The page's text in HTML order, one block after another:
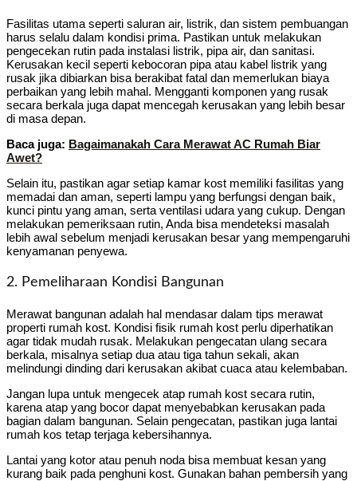
Fasilitas utama seperti saluran air, listrik, dan sistem pembuangan
harus selalu dalam kondisi prima. Pastikan untuk melakukan
pengecekan rutin pada instalasi listrik, pipa air, dan sanitasi.
Kerusakan kecil seperti kebocoran pipa atau kabel listrik yang
rusak jika dibiarkan bisa berakibat fatal dan memerlukan biaya
perbaikan yang lebih mahal. Mengganti komponen yang rusak
secara berkala juga dapat mencegah kerusakan yang lebih besar
di masa depan.
Baca juga: Bagaimanakah Cara Merawat AC Rumah Biar
Awet?
Selain itu, pastikan agar setiap kamar kost memiliki fasilitas yang
memadai dan aman, seperti lampu yang berfungsi dengan baik,
kunci pintu yang aman, serta ventilasi udara yang cukup. Dengan
melakukan pemeriksaan rutin, Anda bisa mendeteksi masalah
lebih awal sebelum menjadi kerusakan besar yang mempengaruhi
kenyamanan penyewa.
2. Pemeliharaan Kondisi Bangunan
Merawat bangunan adalah hal mendasar dalam tips merawat
properti rumah kost. Kondisi fisik rumah kost perlu diperhatikan
agar tidak mudah rusak. Melakukan pengecatan ulang secara
berkala, misalnya setiap dua atau tiga tahun sekali, akan
melindungi dinding dari kerusakan akibat cuaca atau kelembaban.
Jangan lupa untuk mengecek atap rumah kost secara rutin,
karena atap yang bocor dapat menyebabkan kerusakan pada
bagian dalam bangunan. Selain pengecatan, pastikan juga lantai
rumah kos tetap terjaga kebersihannya.
Lantai yang kotor atau penuh noda bisa membuat kesan yang
kurang baik pada penghuni kost. Gunakan bahan pembersih yang